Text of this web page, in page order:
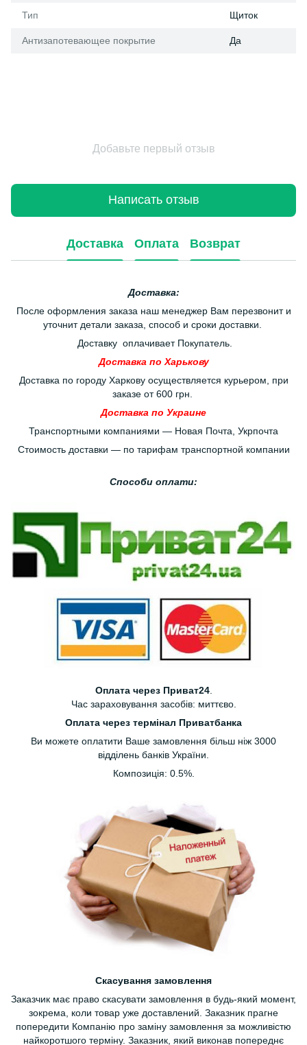
Тип Щиток
Антизапотевающее покрытие Да
Добавьте первый отзыв
Написать отзыв
Доставка Оплата Возврат
Доставка:
После оформления заказа наш менеджер Вам перезвонит и
уточнит детали заказа, способ и сроки доставки.
Доставку оплачивает Покупатель.
Доставка по Харькову
Доставка по городу Харкову осуществляется курьером, при
заказе от 600 грн.
Доставка по Украине
Транспортными компаниями — Новая Почта, Укрпочта
Стоимость доставки — по тарифам транспортной компании
Способи оплати:
Оплата через Приват24.
Час зараховування засобів: миттєво.
Оплата через термінал Приватбанка
Ви можете оплатити Ваше замовлення більш ніж 3000
відділень банків України.
Композиція: 0.5%.
Скасування замовлення
Заказчик має право скасувати замовлення в будь-який момент,
зокрема, коли товар уже доставлений. Заказник прагне
попередити Компанію про заміну замовлення за можливістю
найкоротшого терміну. Заказник, який виконав попереднє